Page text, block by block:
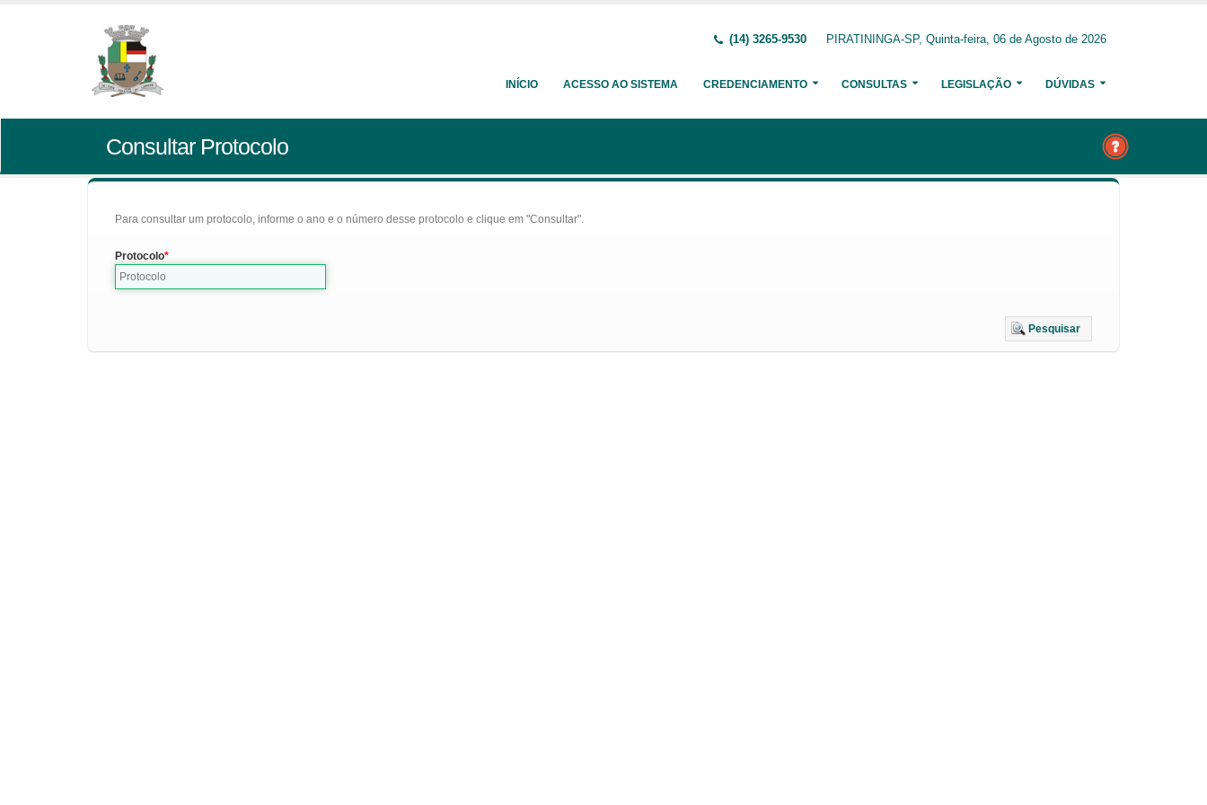
(14) 3265-9530 PIRATININGA-SP, Quinta-feira, 06 de Agosto de 2026
INÍCIO ACESSO AO SISTEMA CREDENCIAMENTO CONSULTAS LEGISLAÇÃO DÚVIDAS
Consultar Protocolo
Para consultar um protocolo, informe o ano e o número desse protocolo e clique em "Consultar".
Protocolo
Pesquisar